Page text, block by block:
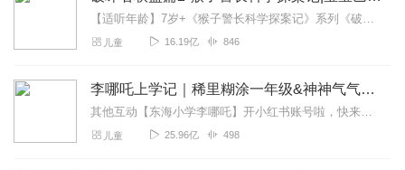
【适听年龄】7岁+《猴子警长科学探案记》系列《破坏者联盟篇1·猴子警长科学探案记》>>>《破坏者联盟篇2·猴子警长科学探案记》>>>《破坏者联盟篇3·猴子警长科...
儿童 16.19亿 846
李哪吒上学记｜稀里糊涂一年级&神神气气二年级
其他互动【东海小学李哪吒】开小红书账号啦，快来关注和李哪吒成为好朋友！有机会免费领儿童会员、官方周边！【点击加入】东海小学广播站圈子，更多互动！李哪吒全新冒险番...
儿童 25.96亿 498